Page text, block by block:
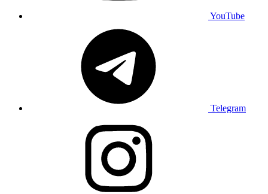
YouTube
Telegram